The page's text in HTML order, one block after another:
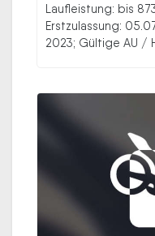
Laufleistung: bis
Erstzulassung:
2023; Gültige AU /